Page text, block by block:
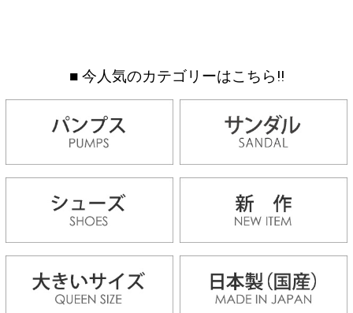
■ 今人気のカテゴリーはこちら!!